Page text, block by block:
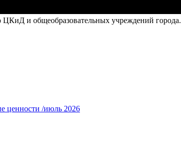
ЦКиД и общеобразовательных учреждений города.
ценности /июль 2026